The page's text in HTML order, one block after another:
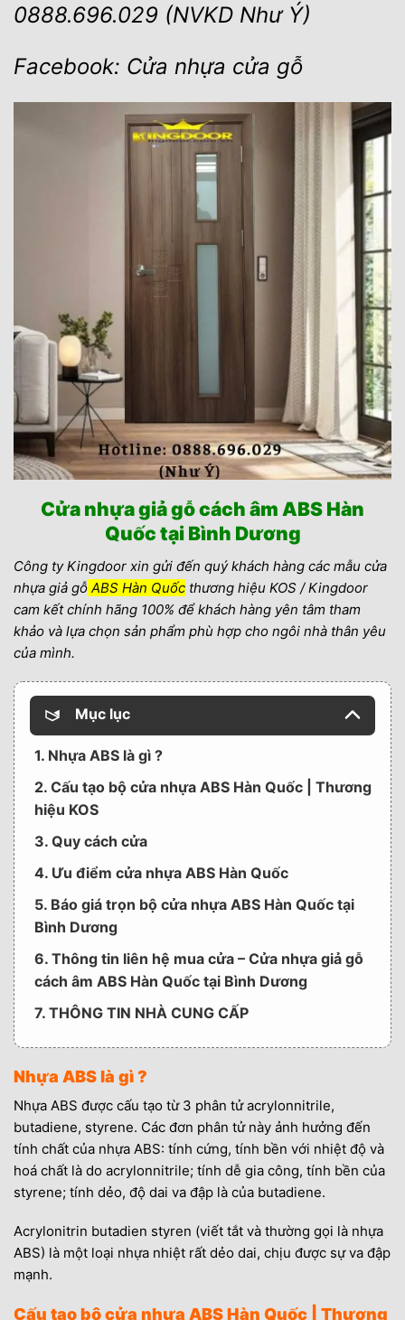
0888.696.029 (NVKD Như Ý)
Facebook: Cửa nhựa cửa gỗ
Cửa nhựa giả gỗ cách âm ABS Hàn
Quốc tại Bình Dương
Công ty Kingdoor xin gửi đến quý khách hàng các mẫu cửa
nhựa giả gỗ ABS Hàn Quốc thương hiệu KOS / Kingdoor
cam kết chính hãng 100% để khách hàng yên tâm tham
khảo và lựa chọn sản phẩm phù hợp cho ngôi nhà thân yêu
của mình.
Mục lục
1. Nhựa ABS là gì ?
2. Cấu tạo bộ cửa nhựa ABS Hàn Quốc | Thương
hiệu KOS
3. Quy cách cửa
4. Ưu điểm cửa nhựa ABS Hàn Quốc
5. Báo giá trọn bộ cửa nhựa ABS Hàn Quốc tại
Bình Dương
6. Thông tin liên hệ mua cửa – Cửa nhựa giả gỗ
cách âm ABS Hàn Quốc tại Bình Dương
7. THÔNG TIN NHÀ CUNG CẤP
Nhựa ABS là gì ?
Nhựa ABS được cấu tạo từ 3 phân tử acrylonnitrile,
butadiene, styrene. Các đơn phân tử này ảnh hưởng đến
tính chất của nhựa ABS: tính cứng, tính bền với nhiệt độ và
hoá chất là do acrylonnitrile; tính dễ gia công, tính bền của
styrene; tính dẻo, độ dai va đập là của butadiene.
Acrylonitrin butadien styren (viết tắt và thường gọi là nhựa
ABS) là một loại nhựa nhiệt rất dẻo dai, chịu được sự va đập
mạnh.
Cấu tạo bộ cửa nhựa ABS Hàn Quốc | Thương